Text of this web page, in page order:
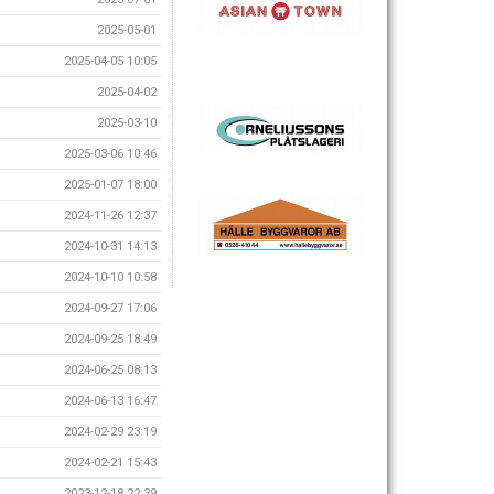
2025-05-01
2025-04-05 10:05
2025-04-02
2025-03-10
2025-03-06 10:46
2025-01-07 18:00
2024-11-26 12:37
2024-10-31 14:13
2024-10-10 10:58
2024-09-27 17:06
2024-09-25 18:49
2024-06-25 08:13
2024-06-13 16:47
2024-02-29 23:19
2024-02-21 15:43